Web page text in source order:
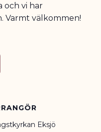
och vi har
Varmt välkommen!
Eksjö